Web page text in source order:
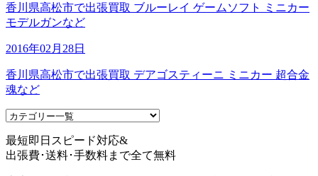
香川県高松市で出張買取 ブルーレイ ゲームソフト ミニカー
モデルガンなど
2016年02月28日
香川県高松市で出張買取 デアゴスティーニ ミニカー 超合金
魂など
最短即日スピード対応&
出張費･送料･手数料まで全て無料